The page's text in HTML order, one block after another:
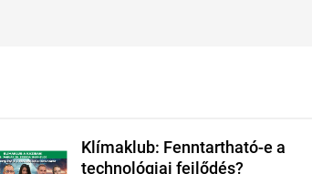
Klímaklub: Fenntartható-e a
technológiai fejlődés?